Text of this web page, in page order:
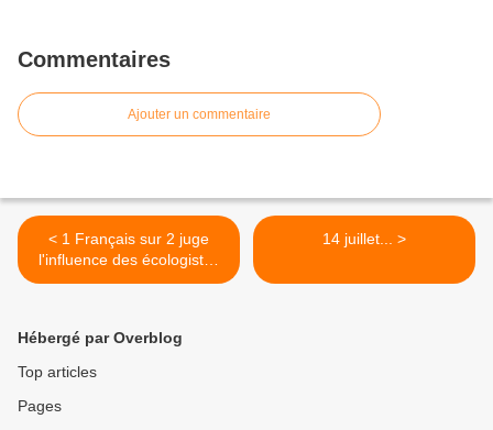
Commentaires
Ajouter un commentaire
< 1 Français sur 2 juge
l'influence des écologistes
insuffisantes au PS.
14 juillet... >
Hébergé par Overblog
Top articles
Pages